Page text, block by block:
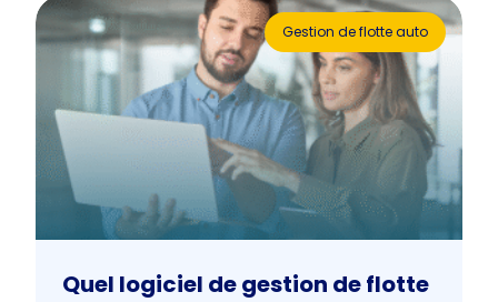
Gestion de flotte auto
Quel logiciel de gestion de flotte